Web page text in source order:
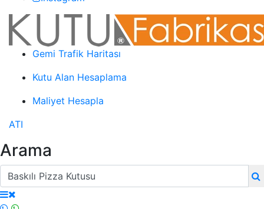
Gemi Trafik Haritası
Kutu Alan Hesaplama
Maliyet Hesapla
ATI
Arama